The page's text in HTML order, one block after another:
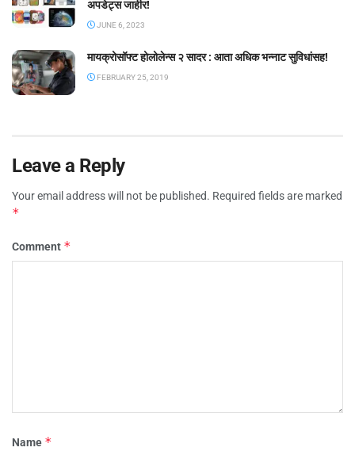
अपडेट्स जाहीर!
JUNE 6, 2023
मायक्रोसॉफ्ट होलोलेन्स २ सादर : आता अधिक भन्नाट सुविधांसह!
FEBRUARY 25, 2019
Leave a Reply
Your email address will not be published. Required fields are marked
*
Comment *
Name *